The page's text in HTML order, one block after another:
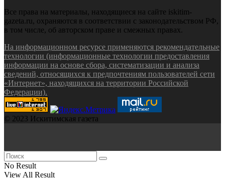
Все права на материалы, находящиеся на сайте iskitim-
gazeta.ru, охраняются в соответствии с законодательством РФ,
в том числе, об авторском праве и смежных правах.
На информационном ресурсе применяются рекомендательные
технологии (информационные технологии предоставления
информации на основе сбора, систематизации и анализа
сведений, относящихся к предпочтениям пользователей сети
«Интернет», находящихся на территории Российской
Федерации).
© 2023 Искитимская газета
No Result
View All Result